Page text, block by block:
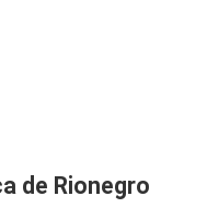
de Rionegro